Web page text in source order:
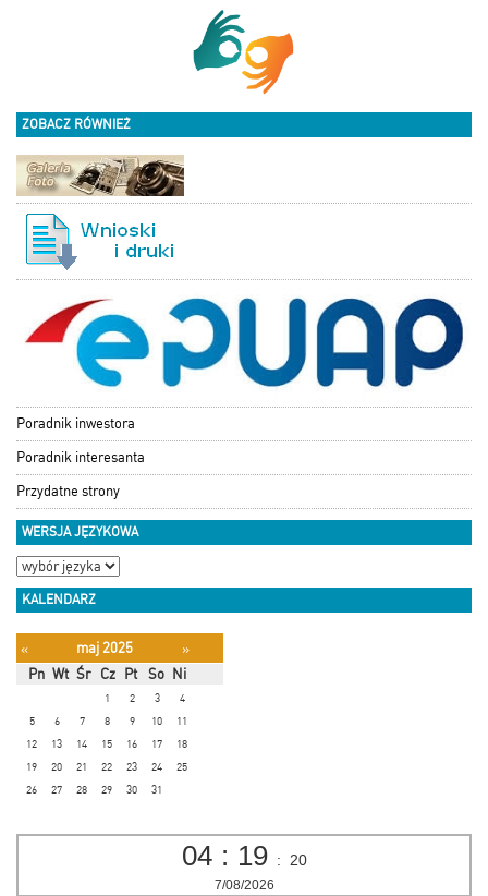
ZOBACZ RÓWNIEŻ
Poradnik inwestora
Poradnik interesanta
Przydatne strony
WERSJA JĘZYKOWA
KALENDARZ
« maj 2025
»
Pn Wt Śr Cz Pt So Ni
1 2 3
4
5
6 7 8 9 10
11
12
13 14 15 16 17
18
19
20 21 22 23 24
25
26
27 28 29 30 31
04 : 19 : 20
7/08/2026